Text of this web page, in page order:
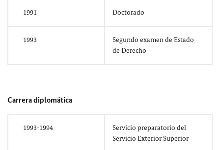
1991 Doctorado
1993
Segundo examen de Estado
de Derecho
Carrera diplomática
1993-1994
Servicio preparatorio del
Servicio Exterior Superior